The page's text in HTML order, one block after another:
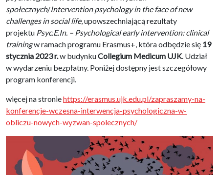
społecznych/Intervention psychology in the face of new
challenges in social life, upowszechniającą rezultaty
projektu Psyc.E.In. – Psychological early intervention: clinical
trainingw ramach programu Erasmus+, która odbędzie się 19
stycznia 2023 r.w budynkuCollegium Medicum UJK. Udział
w wydarzeniu bezpłatny. Poniżej dostępny jest szczegółowy
program konferencji.
więcej na stroniehttps://erasmus.ujk.edu.pl/zapraszamy-na-
konferencje-wczesna-interwencja-psychologiczna-w-
obliczu-nowych-wyzwan-spolecznych/